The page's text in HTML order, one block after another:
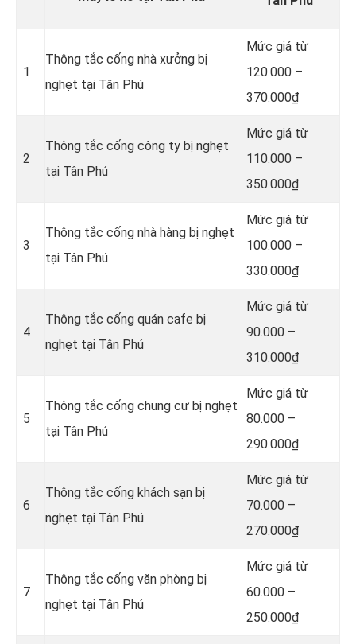
1
Thông tắc cống nhà xưởng bị
nghẹt tại Tân Phú
Mức giá từ
120.000 –
370.000₫
2
Thông tắc cống công ty bị nghẹt
tại Tân Phú
Mức giá từ
110.000 –
350.000₫
3
Thông tắc cống nhà hàng bị nghẹt
tại Tân Phú
Mức giá từ
100.000 –
330.000₫
4
Thông tắc cống quán cafe bị
nghẹt tại Tân Phú
Mức giá từ
90.000 –
310.000₫
5
Thông tắc cống chung cư bị nghẹt
tại Tân Phú
Mức giá từ
80.000 –
290.000₫
6
Thông tắc cống khách sạn bị
nghẹt tại Tân Phú
Mức giá từ
70.000 –
270.000₫
7
Thông tắc cống văn phòng bị
nghẹt tại Tân Phú
Mức giá từ
60.000 –
250.000₫